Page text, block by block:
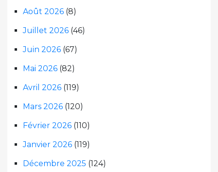
Août 2026 (8)
Juillet 2026 (46)
Juin 2026 (67)
Mai 2026 (82)
Avril 2026 (119)
Mars 2026 (120)
Février 2026 (110)
Janvier 2026 (119)
Décembre 2025 (124)